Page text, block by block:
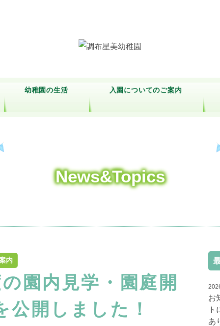
幼稚園の生活 入園についてのご案内
News&Topics
内
園内見学・園庭開
公開しました！
お
あ